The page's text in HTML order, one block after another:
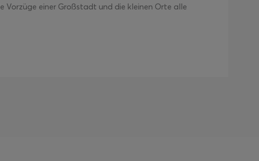
Vorzüge einer Großstadt und die kleinen Orte alle